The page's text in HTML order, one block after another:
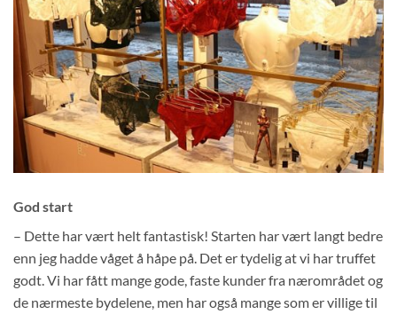
God start
– Dette har vært helt fantastisk! Starten har vært langt bedre
enn jeg hadde våget å håpe på. Det er tydelig at vi har truffet
godt. Vi har fått mange gode, faste kunder fra nærområdet og
de nærmeste bydelene, men har også mange som er villige til